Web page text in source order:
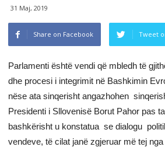
31 Maj, 2019
Share on Facebook Tweet
Parlamenti është vendi që mbledh të
dhe procesi i integrimit në Bashkimin
nëse ata sinqerisht angazhohen
Presidenti i Sllovenisë Borut Pahor pas
bashkërisht u konstatua se dialogu
vendeve, të cilat janë zgjeruar më tej